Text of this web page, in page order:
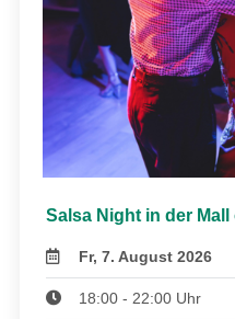
Salsa Night in der Mall
Fr, 7. August 2026
18:00 - 22:00 Uhr